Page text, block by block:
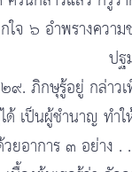
ใจ ๖ อำพรางควา
ปฐ
๒๙. ภิกษุรู้อยู่ กล่าวเ
ด้ เป็นผู้ชำนาญ ทำ
ยอาการ ๓ อย่าง